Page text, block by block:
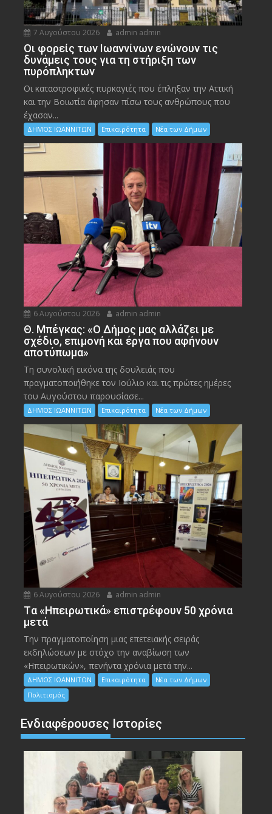
7 Αυγούστου 2026 admin admin
Οι φορείς των Ιωαννίνων ενώνουν τις
δυνάμεις τους για τη στήριξη των
πυρόπληκτων
Οι καταστροφικές πυρκαγιές που έπληξαν την Αττική
και την Bοιωτία άφησαν πίσω τους ανθρώπους που
έχασαν...
ΔΗΜΟΣ ΙΩΑΝΝΙΤΩΝ Επικαιρότητα Νέα των Δήμων
6 Αυγούστου 2026 admin admin
Θ. Μπέγκας: «Ο Δήμος μας αλλάζει με
σχέδιο, επιμονή και έργα που αφήνουν
αποτύπωμα»
Τη συνολική εικόνα της δουλειάς που
πραγματοποιήθηκε τον Ιούλιο και τις πρώτες ημέρες
του Αυγούστου παρουσίασε...
ΔΗΜΟΣ ΙΩΑΝΝΙΤΩΝ Επικαιρότητα Νέα των Δήμων
6 Αυγούστου 2026 admin admin
Tα «Ηπειρωτικά» επιστρέφουν 50 χρόνια
μετά
Την πραγματοποίηση μιας επετειακής σειράς
εκδηλώσεων με στόχο την αναβίωση των
«Ηπειρωτικών», πενήντα χρόνια μετά την...
ΔΗΜΟΣ ΙΩΑΝΝΙΤΩΝ Επικαιρότητα
Νέα των Δήμων
Πολιτισμός
Ενδιαφέρουσες Ιστορίες